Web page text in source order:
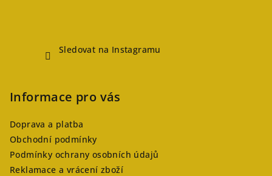
Sledovat na Instagramu
Informace pro vás
Doprava a platba
Obchodní podmínky
Podmínky ochrany osobních údajů
Reklamace a vrácení zboží